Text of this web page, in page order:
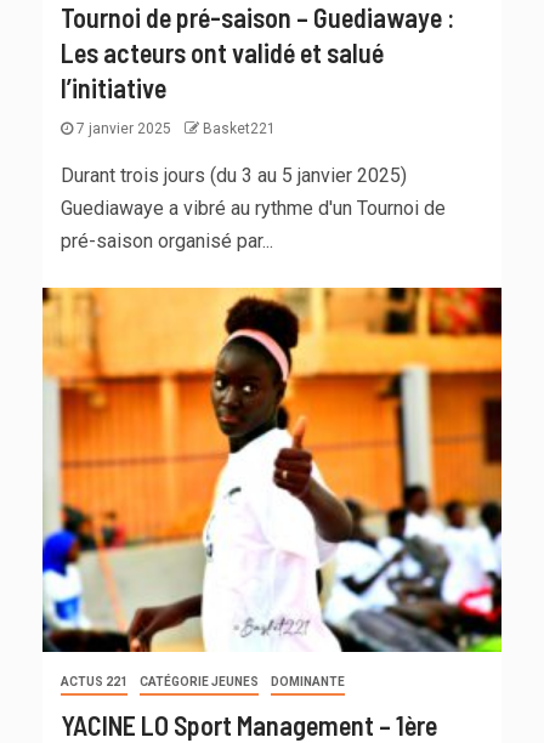
Tournoi de pré-saison – Guediawaye :
Les acteurs ont validé et salué
l’initiative
7 janvier 2025 Basket221
Durant trois jours (du 3 au 5 janvier 2025)
Guediawaye a vibré au rythme d'un Tournoi de
pré-saison organisé par...
ACTUS 221 CATÉGORIE JEUNES DOMINANTE
YACINE LO Sport Management – 1ère